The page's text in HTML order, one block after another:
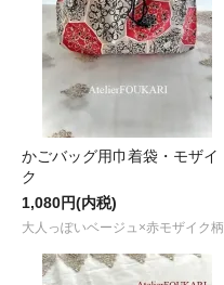
かごバッグ用巾着袋・モザイ
ク
1,080円(内税)
大人っぽいベージュ×赤モザイク柄